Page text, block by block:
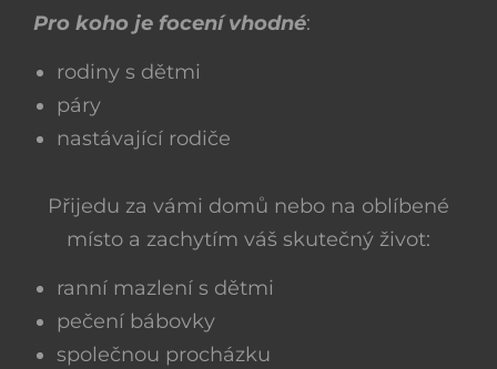
Pro koho je focení vhodné:
rodiny s dětmi
páry
nastávající rodiče
Přijedu za vámi domů nebo na oblíbené
místo a zachytím váš skutečný život:
ranní mazlení s dětmi
pečení bábovky
společnou procházku